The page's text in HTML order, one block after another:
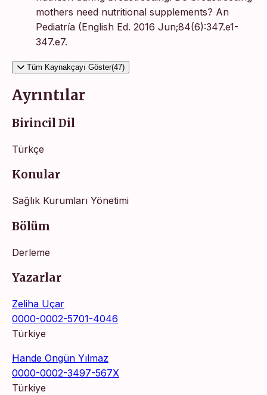
mothers need nutritional supplements? An
Pediatría (English Ed. 2016 Jun;84(6):347.e1-
347.e7.
Tüm Kaynakçayı Göster(47)
Ayrıntılar
Birincil Dil
Türkçe
Konular
Sağlık Kurumları Yönetimi
Bölüm
Derleme
Yazarlar
Zeliha Uçar
0000-0002-5701-4046
Türkiye
Hande Ongün Yılmaz
0000-0002-3497-567X
Türkiye